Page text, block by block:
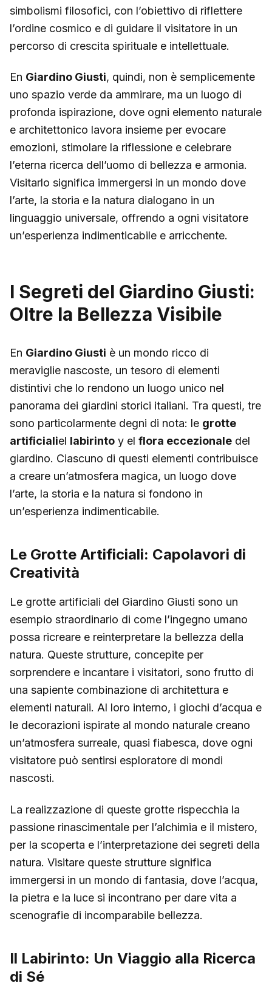
simbolismi filosofici, con l’obiettivo di riflettere
l’ordine cosmico e di guidare il visitatore in un
percorso di crescita spirituale e intellettuale.
En Giardino Giusti, quindi, non è semplicemente
uno spazio verde da ammirare, ma un luogo di
profonda ispirazione, dove ogni elemento naturale
e architettonico lavora insieme per evocare
emozioni, stimolare la riflessione e celebrare
l’eterna ricerca dell’uomo di bellezza e armonia.
Visitarlo significa immergersi in un mondo dove
l’arte, la storia e la natura dialogano in un
linguaggio universale, offrendo a ogni visitatore
un’esperienza indimenticabile e arricchente.
I Segreti del Giardino Giusti:
Oltre la Bellezza Visibile
En Giardino Giusti è un mondo ricco di
meraviglie nascoste, un tesoro di elementi
distintivi che lo rendono un luogo unico nel
panorama dei giardini storici italiani. Tra questi, tre
sono particolarmente degni di nota: le grotte
artificialiel labirinto y el flora eccezionale del
giardino. Ciascuno di questi elementi contribuisce
a creare un’atmosfera magica, un luogo dove
l’arte, la storia e la natura si fondono in
un’esperienza indimenticabile.
Le Grotte Artificiali: Capolavori di
Creatività
Le grotte artificiali del Giardino Giusti sono un
esempio straordinario di come l’ingegno umano
possa ricreare e reinterpretare la bellezza della
natura. Queste strutture, concepite per
sorprendere e incantare i visitatori, sono frutto di
una sapiente combinazione di architettura e
elementi naturali. Al loro interno, i giochi d’acqua e
le decorazioni ispirate al mondo naturale creano
un’atmosfera surreale, quasi fiabesca, dove ogni
visitatore può sentirsi esploratore di mondi
nascosti.
La realizzazione di queste grotte rispecchia la
passione rinascimentale per l’alchimia e il mistero,
per la scoperta e l’interpretazione dei segreti della
natura. Visitare queste strutture significa
immergersi in un mondo di fantasia, dove l’acqua,
la pietra e la luce si incontrano per dare vita a
scenografie di incomparabile bellezza.
Il Labirinto: Un Viaggio alla Ricerca
di Sé